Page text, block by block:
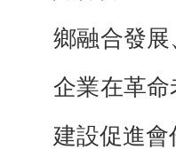
鄉融合發
企業在革
建設促進會